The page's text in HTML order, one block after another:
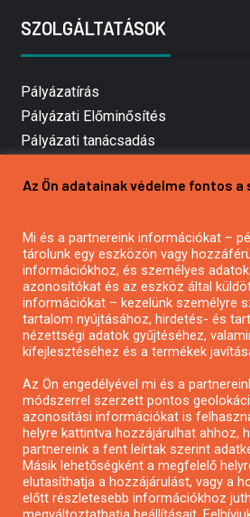
SZOLGÁLTATÁSOK
Pályázatírás
Pályázati Előminősítés
Pályázati tanácsadás
Mezőgazdasági pályázatírás
Pályázatírás civil szervezeteknek
Pályázatírás önkormányzatoknak
Pályázatfigyelés
Specifikus pályázatfigyelés vagy
Pályázatok magánszemélyeknek
Pályázatok civil szervezeteknek
Pályázatok vállalkozásoknak
Önkormányzati pályázatok
Az Ön adatainak védelme fontos a
Mi és a partnereink információkat –
tárolunk egy eszközön vagy
információkhoz, és személyes
azonosítókat és az eszköz által
információkat – kezelünk személyre
tartalom nyújtásához, hirdetés- és
nézettségi adatok gyűjtéséhez,
kifejlesztéséhez és a termékek
Az Ön engedélyével mi és a
módszerrel szerzett pontos
azonosítási információkat is
helyre kattintva hozzájárulhat ahhoz,
partnereink a fent leírtak szerint
Másik lehetőségként a megfelelő
elutasíthatja a hozzájárulást, vagy a
előtt részletesebb információkhoz